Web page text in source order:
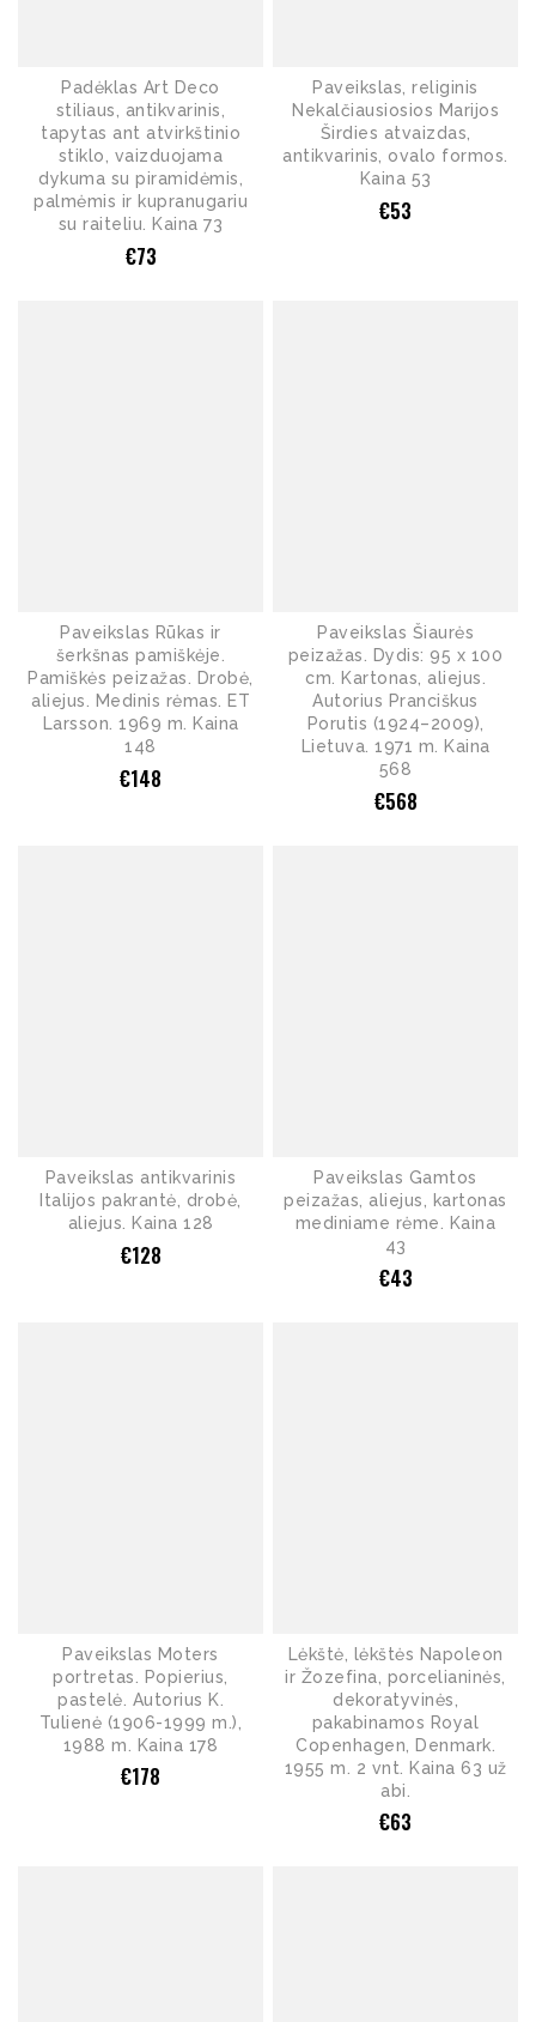
Padėklas Art Deco
stiliaus, antikvarinis,
tapytas ant atvirkštinio
stiklo, vaizduojama
dykuma su piramidėmis,
palmėmis ir kupranugariu
su raiteliu. Kaina 73
€73
Paveikslas, religinis
Nekalčiausiosios Marijos
Širdies atvaizdas,
antikvarinis, ovalo formos.
Kaina 53
€53
Paveikslas Rūkas ir
šerkšnas pamiškėje.
Pamiškės peizažas. Drobė,
aliejus. Medinis rėmas. ET
Larsson. 1969 m. Kaina
148
€148
Paveikslas Šiaurės
peizažas. Dydis: 95 x 100
cm. Kartonas, aliejus.
Autorius Pranciškus
Porutis (1924–2009),
Lietuva. 1971 m. Kaina
568
€568
Paveikslas antikvarinis
Italijos pakrantė, drobė,
aliejus. Kaina 128
€128
Paveikslas Gamtos
peizažas, aliejus, kartonas
mediniame rėme. Kaina
43
€43
Paveikslas Moters
portretas. Popierius,
pastelė. Autorius K.
Tulienė (1906-1999 m.),
1988 m. Kaina 178
€178
Lėkštė, lėkštės Napoleon
ir Žozefina, porcelianinės,
dekoratyvinės,
pakabinamos Royal
Copenhagen, Denmark.
1955 m. 2 vnt. Kaina 63 už
abi.
€63